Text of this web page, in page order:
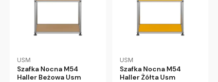
USM
Szafka Nocna M54
Haller Beżowa Usm
USM
Szafka Nocna M54
Haller Żółta Usm